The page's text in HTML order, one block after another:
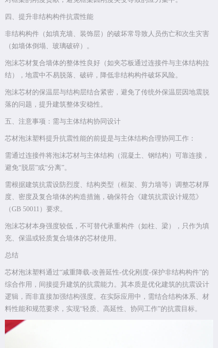
四、提升非结构构件抗震性能
非结构构件（如填充墙、装饰层）的破坏常导致人员伤亡和次生灾害
（如墙体倒塌、玻璃破碎）。
泡沫芯材复合墙体的整体性良好（如夹芯板通过连接件与主体结构拉
结），地震中不易脱落、破碎，降低非结构构件破坏风险。
泡沫芯材的保温层与结构层结合紧密，避免了传统外保温层因地震脱
落的问题，提升建筑整体安稳性。
五、注意事项：需与主体结构协同设计
芯材泡沫塑料提升抗震性能的前提是与主体结构合理协同工作：
需通过连接件将泡沫芯材与主体结构（混凝土、钢结构）可靠连接，
避免“脱层”或“分离”。
需根据建筑抗震设防烈度、结构类型（框架、剪力墙等）调整芯材厚
度、密度及复合墙体的构造措施，确保符合《建筑抗震设计规范》
（GB 50011）要求。
泡沫芯材本身强度较低，不可替代承重构件（如柱、梁），只作为填
充、保温或轻质复合墙体的芯材使用。
总结
芯材泡沫塑料通过“减重降载-改善延性-优化刚度-保护非结构构件”的
综合作用，间接提升建筑的抗震能力。其本质是优化建筑的抗震设计
逻辑，而非直接加强结构强度。在实际应用中，需结合结构体系、材
料性能和规范要求，实现“轻质、高延性、协同工作”的抗震目标。